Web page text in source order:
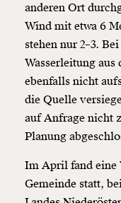
anderen Ort
Wind mit etwa 6
stehen nur 2–3.
Wasserleitung aus
ebenfalls nicht
die Quelle
auf Anfrage nicht
Planung
Im April fand eine
Gemeinde statt,